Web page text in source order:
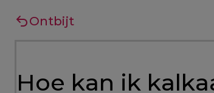
Ontbijt
Hoe kan ik